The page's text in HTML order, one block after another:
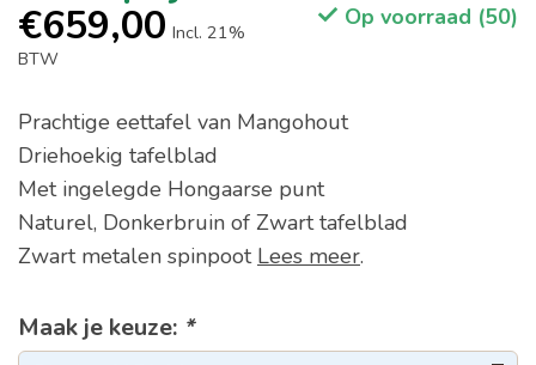
€659,00 Incl. 21%
BTW
Op voorraad (50)
Prachtige eettafel van Mangohout
Driehoekig tafelblad
Met ingelegde Hongaarse punt
Naturel, Donkerbruin of Zwart tafelblad
Zwart metalen spinpoot Lees meer.
Maak je keuze: *